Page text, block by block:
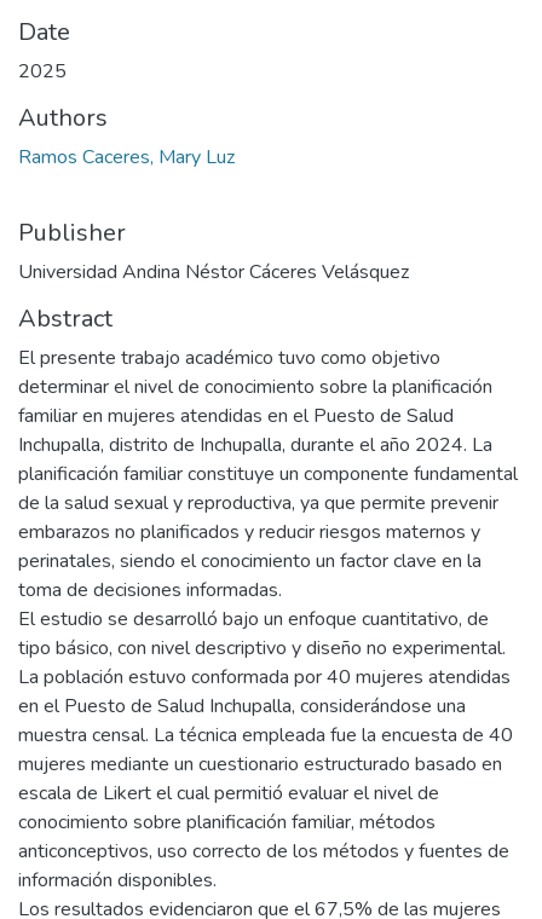
Date
2025
Authors
Ramos Caceres, Mary Luz
Publisher
Universidad Andina Néstor Cáceres Velásquez
Abstract
El presente trabajo académico tuvo como objetivo
determinar el nivel de conocimiento sobre la planificación
familiar en mujeres atendidas en el Puesto de Salud
Inchupalla, distrito de Inchupalla, durante el año 2024. La
planificación familiar constituye un componente fundamental
de la salud sexual y reproductiva, ya que permite prevenir
embarazos no planificados y reducir riesgos maternos y
perinatales, siendo el conocimiento un factor clave en la
toma de decisiones informadas.
El estudio se desarrolló bajo un enfoque cuantitativo, de
tipo básico, con nivel descriptivo y diseño no experimental.
La población estuvo conformada por 40 mujeres atendidas
en el Puesto de Salud Inchupalla, considerándose una
muestra censal. La técnica empleada fue la encuesta de 40
mujeres mediante un cuestionario estructurado basado en
escala de Likert el cual permitió evaluar el nivel de
conocimiento sobre planificación familiar, métodos
anticonceptivos, uso correcto de los métodos y fuentes de
información disponibles.
Los resultados evidenciaron que el 67,5% de las mujeres